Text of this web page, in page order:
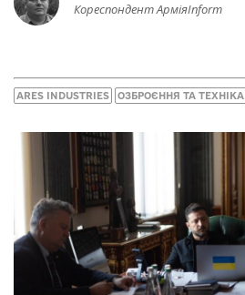
Кореспондент АрміяInform
ARES INDUSTRIES ОЗБРОЄННЯ ТА ТЕХНІКА